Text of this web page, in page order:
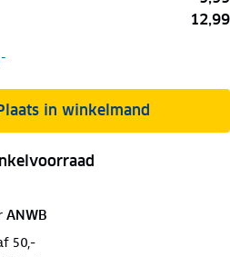
12,99
in winkelmand
ANWB
50,-